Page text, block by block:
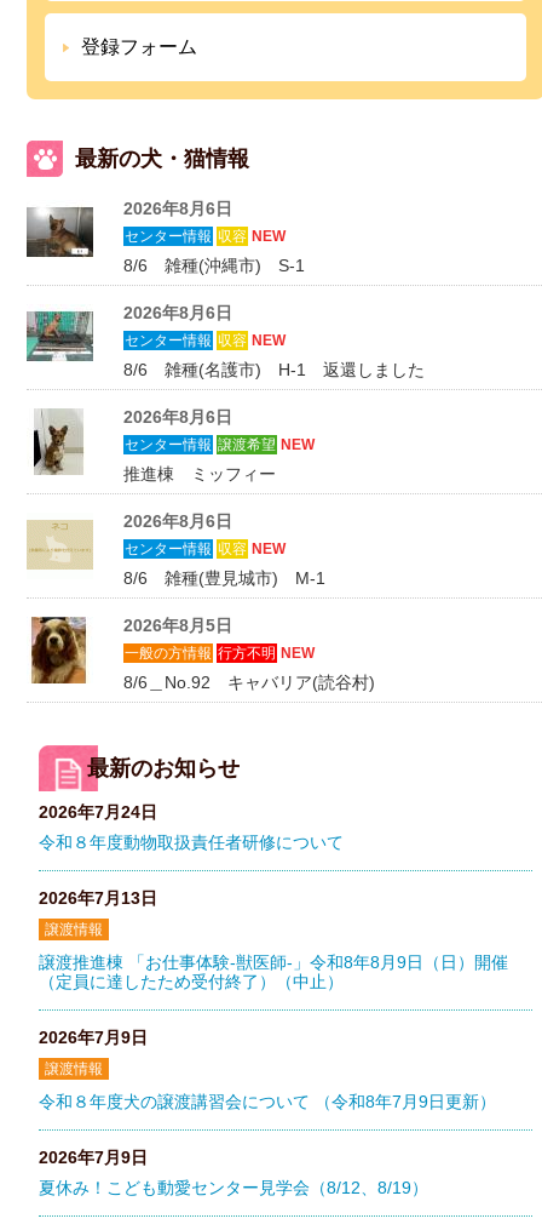
登録フォーム
最新の犬・猫情報
2026年8月6日
センター情報 収容 NEW
8/6 雑種(沖縄市) S-1
2026年8月6日
センター情報 収容 NEW
8/6 雑種(名護市) H-1 返還しました
2026年8月6日
センター情報 譲渡希望 NEW
推進棟 ミッフィー
2026年8月6日
センター情報 収容 NEW
8/6 雑種(豊見城市) M-1
2026年8月5日
一般の方情報 行方不明 NEW
8/6＿No.92 キャバリア(読谷村)
最新のお知らせ
2026年7月24日
令和８年度動物取扱責任者研修について
2026年7月13日
譲渡情報
譲渡推進棟 「お仕事体験-獣医師-」令和8年8月9日（日）開催
（定員に達したため受付終了）（中止）
2026年7月9日
譲渡情報
令和８年度犬の譲渡講習会について （令和8年7月9日更新）
2026年7月9日
夏休み！こども動愛センター見学会（8/12、8/19）